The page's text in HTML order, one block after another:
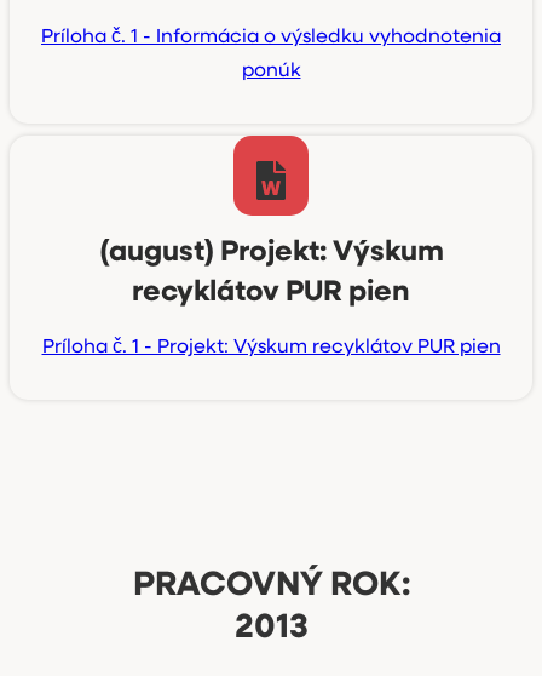
Príloha č. 1 - Informácia o výsledku vyhodnotenia
ponúk
(august) Projekt: Výskum
recyklátov PUR pien
Príloha č. 1 - Projekt: Výskum recyklátov PUR pien
PRACOVNÝ ROK:
2013